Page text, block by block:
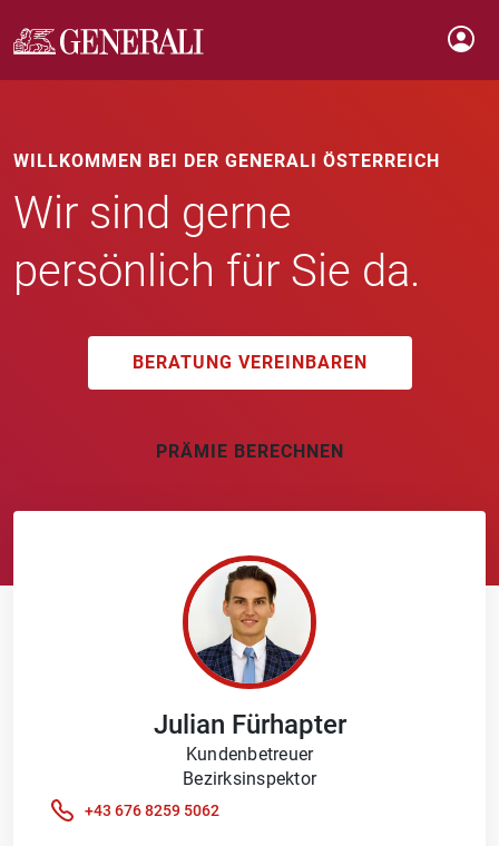
WILLKOMMEN BEI DER GENERALI ÖSTERREICH
Wir sind gerne
persönlich für Sie da.
BERATUNG VEREINBAREN
PRÄMIE BERECHNEN
Julian Fürhapter
Kundenbetreuer
Bezirksinspektor
+43 676 8259 5062